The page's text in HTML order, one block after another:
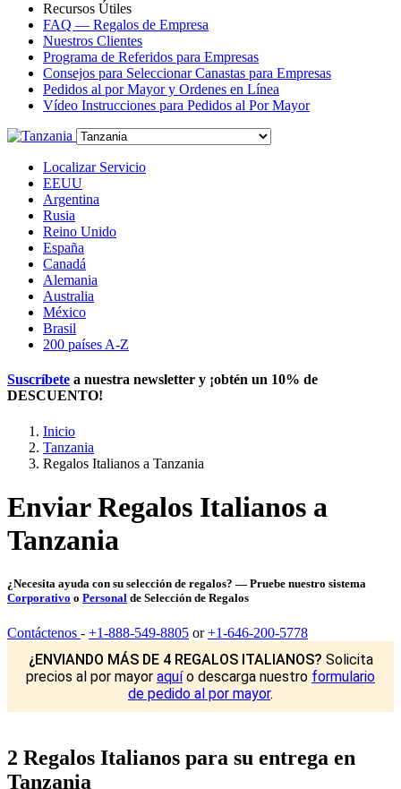
Recursos Útiles
FAQ — Regalos de Empresa
Nuestros Clientes
Programa de Referidos para Empresas
Consejos para Seleccionar Canastas para Empresas
Pedidos al por Mayor y Ordenes en Línea
Vídeo Instrucciones para Pedidos al Por Mayor
Localizar Servicio
EEUU
Argentina
Rusia
Reino Unido
España
Canadá
Alemania
Australia
México
Brasil
200 países A-Z
Suscríbete a nuestra newsletter y ¡obtén un 10% de
DESCUENTO!
Inicio
Tanzania
Regalos Italianos a Tanzania
Enviar Regalos Italianos a
Tanzania
¿Necesita ayuda con su selección de regalos? — Pruebe nuestro sistema
Corporativo o Personal de Selección de Regalos
Contáctenos - +1-888-549-8805 or+1-646-200-5778
¿ENVIANDO MÁS DE 4 REGALOS ITALIANOS? Solicita
precios al por mayor aquío descarga nuestro formulario
de pedido al por mayor.
2 Regalos Italianos para su entrega en
Tanzania